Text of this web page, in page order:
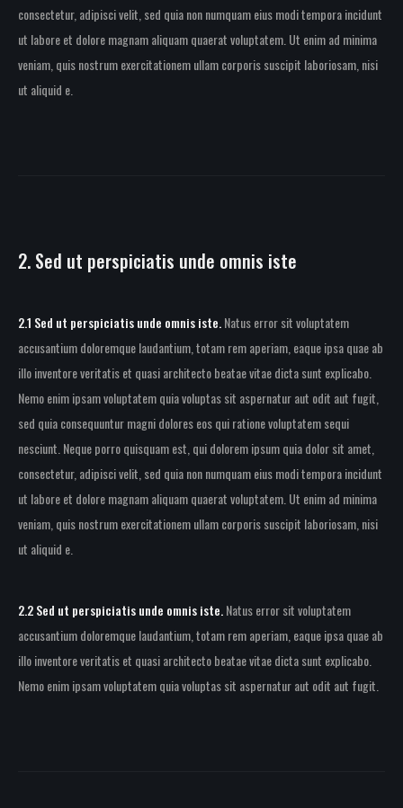
consectetur, adipisci velit, sed quia non numquam eius modi tempora incidunt
ut labore et dolore magnam aliquam quaerat voluptatem. Ut enim ad minima
veniam, quis nostrum exercitationem ullam corporis suscipit laboriosam, nisi
ut aliquid e.
2. Sed ut perspiciatis unde omnis iste
2.1 Sed ut perspiciatis unde omnis iste.Natus error sit voluptatem
accusantium doloremque laudantium, totam rem aperiam, eaque ipsa quae ab
illo inventore veritatis et quasi architecto beatae vitae dicta sunt explicabo.
Nemo enim ipsam voluptatem quia voluptas sit aspernatur aut odit aut fugit,
sed quia consequuntur magni dolores eos qui ratione voluptatem sequi
nesciunt. Neque porro quisquam est, qui dolorem ipsum quia dolor sit amet,
consectetur, adipisci velit, sed quia non numquam eius modi tempora incidunt
ut labore et dolore magnam aliquam quaerat voluptatem. Ut enim ad minima
veniam, quis nostrum exercitationem ullam corporis suscipit laboriosam, nisi
ut aliquid e.
2.2 Sed ut perspiciatis unde omnis iste.Natus error sit voluptatem
accusantium doloremque laudantium, totam rem aperiam, eaque ipsa quae ab
illo inventore veritatis et quasi architecto beatae vitae dicta sunt explicabo.
Nemo enim ipsam voluptatem quia voluptas sit aspernatur aut odit aut fugit.